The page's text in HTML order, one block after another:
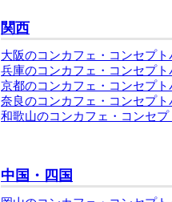
関西
大阪のコンカフェ・コンセプト
兵庫のコンカフェ・コンセプト
京都のコンカフェ・コンセプト
奈良のコンカフェ・コンセプト
和歌山のコンカフェ・コンセプ
中国・四国